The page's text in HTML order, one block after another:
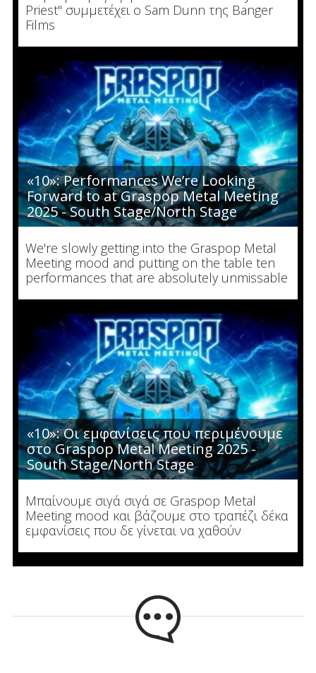
Priest" συμμετέχει ο Sam Dunn της Banger
Films
«10»: Performances We’re Looking
Forward to at Graspop Metal Meeting
2025 - South Stage/North Stage
We're slowly getting into the Graspop Metal
Meeting mood and putting on the table ten
performances that are absolutely unmissable
«10»: Οι εμφανίσεις που περιμένουμε
στο Graspop Metal Meeting 2025 -
South Stage/North Stage
Μπαίνουμε σιγά σιγά σε Graspop Metal
Meeting mood και βάζουμε στο τραπέζι δέκα
εμφανίσεις που δε γίνεται να χαθούν